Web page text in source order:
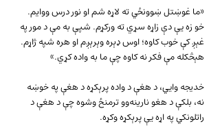
«ما غوښتل ښوونځي ته لاړه شم او نور درس ووایم.
خو زه یې دې زاړه سړي ته ورکړم. شپې به مې د مور په
غېږ کې خوب کاوه؛ اوس ډېره وېرېږم او هره شپه ژاړم.
هېڅکله مې فکر نه کاوه چې ما به واده کړي.»
خدیجه وايي، د هغې د واده پرېکړه د هغې په خوښه
نه، بلکې د هغو نارینه‌وو ترمنځ وشوه چې د هغې د
راتلونکي په اړه یې پرېکړه وکړه.